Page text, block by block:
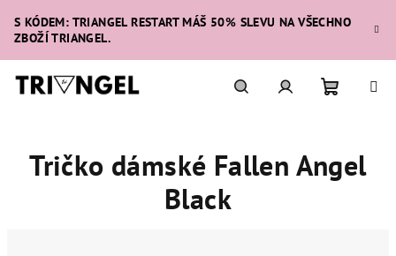
obsah
S KÓDEM: TRIANGEL RESTART MÁŠ 50% SLEVU NA VŠECHNO
ZBOŽÍ TRIANGEL.
košík
Tričko dámské Fallen Angel
Black